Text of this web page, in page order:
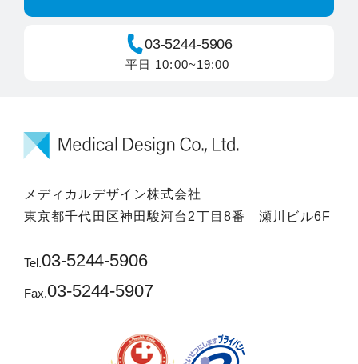
03-5244-5906
平日 10:00~19:00
メディカルデザイン株式会社
東京都千代田区神田駿河台2丁目8番 瀬川ビル6F
Tel.03-5244-5906
Fax.03-5244-5907